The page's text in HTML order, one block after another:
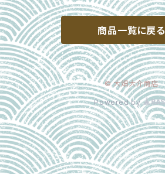
商品一覧に戻る
© 大畑大介商店
Powered by